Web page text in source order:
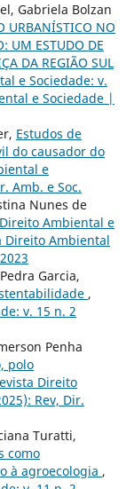
Gabriela Bolzan
URBANÍSTICO NO
UM ESTUDO DE
DA REGIÃO SUL
e Sociedade: v.
e Sociedade |
Estudos de
do causador do
e
Amb. e Soc.
Nunes de
Ambiental e
Direito Ambiental
Garcia,
,
v. 15 n. 2
Penha
polo
Direito
Rev, Dir.
Turatti,
como
à agroecologia ,